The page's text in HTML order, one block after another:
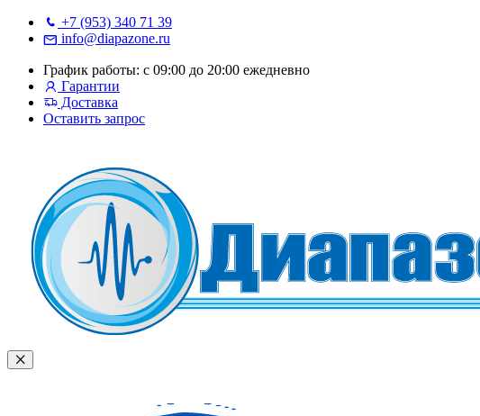
+7 (953) 340 71 39
info@diapazone.ru
График работы: с 09:00 до 20:00 ежедневно
Гарантии
Доставка
Оставить запрос